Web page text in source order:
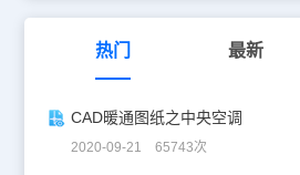
热门 最新
CAD暖通图纸之中央空调
2020-09-21 65743次